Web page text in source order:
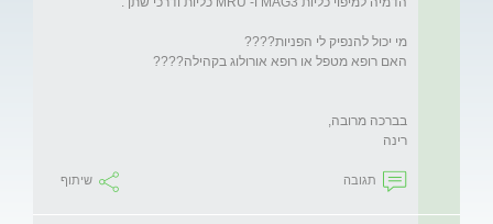
רינה
תגובה שיתוף